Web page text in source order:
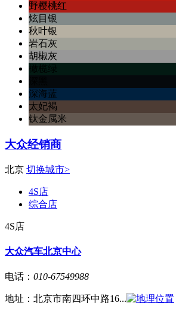
野樱桃红
炫目银
秋叶银
岩石灰
胡椒灰
橄榄绿
深海蓝
太妃褐
钛金属米
大众经销商
北京 切换城市>
4S店
综合店
4S店
大众汽车北京中心
电话： 010-67549988
地址： 北京市南四环中路16...